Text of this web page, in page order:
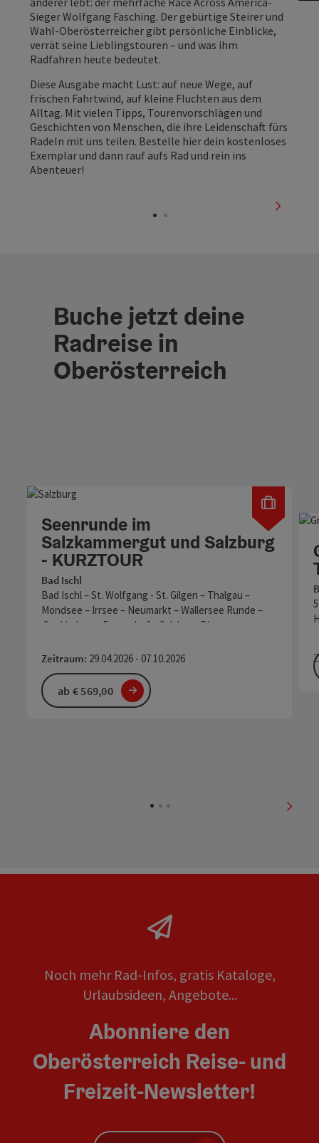
Sieger Wolfgang Fasching. Der gebürtige Steirer und
Wahl-Oberösterreicher gibt persönliche Einblicke,
verrät seine Lieblingstouren – und was ihm
Radfahren heute bedeutet.
Diese Ausgabe macht Lust: auf neue Wege, auf
frischen Fahrtwind, auf kleine Fluchten aus dem
Alltag. Mit vielen Tipps, Tourenvorschlägen und
Geschichten von Menschen, die ihre Leidenschaft fürs
Radeln mit uns teilen. Bestelle hier dein kostenloses
Exemplar und dann rauf aufs Rad und rein ins
Abenteuer!
Buche jetzt deine
Radreise in
Oberösterreich
Seenrunde im
Salzkammergut und Salzburg
- KURZTOUR
Bad Ischl
Bad Ischl – St. Wolfgang - St. Gilgen – Thalgau –
Mondsee – Irrsee – Neumarkt – Wallersee Runde –
Seekirchen – Eugendorf – Salzburg Dieser…
Zeitraum: 29.04.2026 - 07.10.2026
ab € 569,00
Noch mehr Rad-Infos, gratis Kataloge,
Urlaubsideen, Angebote...
Abonniere den
Oberösterreich Reise- und
Freizeit-Newsletter!